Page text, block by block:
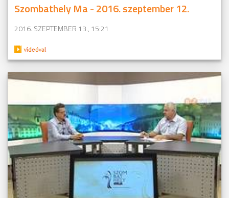
Szombathely Ma - 2016. szeptember 12.
2016. SZEPTEMBER 13., 15:21